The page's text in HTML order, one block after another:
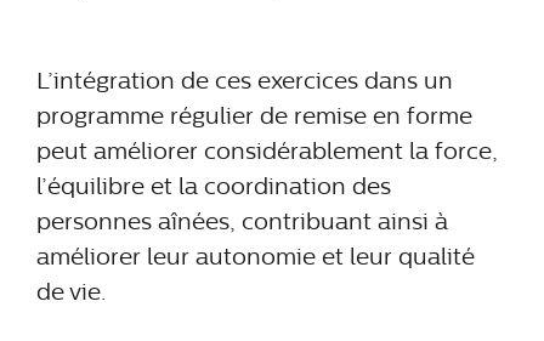
L’intégration de ces exercices dans un
programme régulier de remise en forme
peut améliorer considérablement la force,
l’équilibre et la coordination des
personnes aînées, contribuant ainsi à
améliorer leur autonomie et leur qualité
de vie.